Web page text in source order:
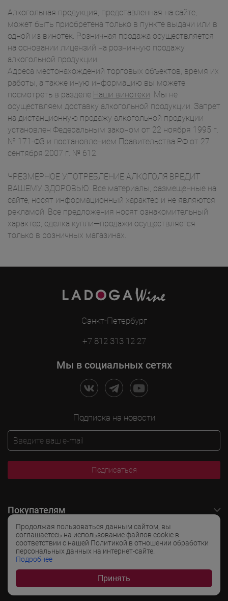
Продолжая пользоваться данным сайтом, вы
соглашаетесь на использование файлов cookie в
соответствии с нашей Политикой в отношении обработки
персональных данных на интернет-сайте.
Подробнее
Принять
Алкогольная продукция, представленная на сайте,
может быть приобретена только в пункте выдачи или в
одной из винотек. Розничная продажа осуществляется
на основании лицензий на розничную продажу
алкогольной продукции.
Адреса местонахождений торговых объектов, время их
работы, а также иную информацию вы можете
посмотреть в разделе Наши винотеки. Мы не
осуществляем доставку алкогольной продукции. Запрет
на дистанционную продажу алкогольной продукции
установлен Федеральным законом от 22 ноября 1995 г.
№ 171-ФЗ и постановлением Правительства РФ от 27
сентября 2007 г. № 612.
ЧРЕЗМЕРНОЕ УПОТРЕБЛЕНИЕ АЛКОГОЛЯ ВРЕДИТ
ВАШЕМУ ЗДОРОВЬЮ. Все материалы, размещенные на
сайте, носят информационный характер и не являются
рекламой. Все предложения носят ознакомительный
характер, сделка купли—продажи осуществляется
только в розничных магазинах.
Санкт-Петербург
+7 812 313 12 27
Мы в социальных сетях
Подписка на новости
Подписаться
Покупателям
O LADOGA Wine
Интересные разделы
Популярные разделы